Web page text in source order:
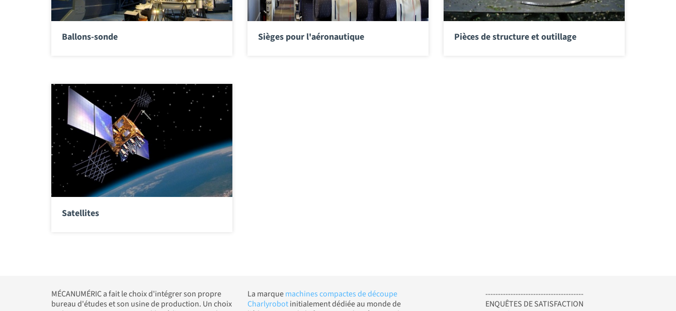
Ballons-sonde Sièges pour l'aéronautique Pièces de structure et outillage
Satellites
MÉCANUMÉRIC a fait le choix d'intégrer son propre
bureau d'études et son usine de production. Un choix
La marquemachines compactes de découpe
Charlyrobotinitialement dédiée au monde de
---------------------------------------
ENQUÊTES DE SATISFACTION